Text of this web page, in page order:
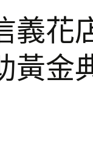
義花
黃金